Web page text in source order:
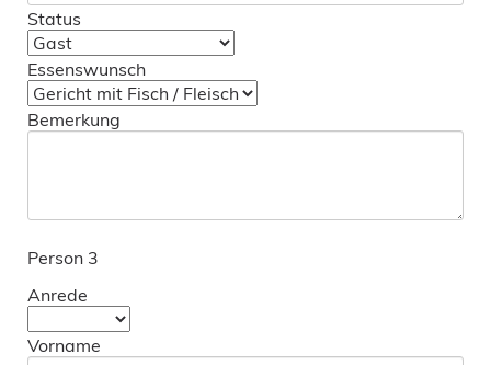
Status
Essenswunsch
Bemerkung
Person 3
Anrede
Vorname